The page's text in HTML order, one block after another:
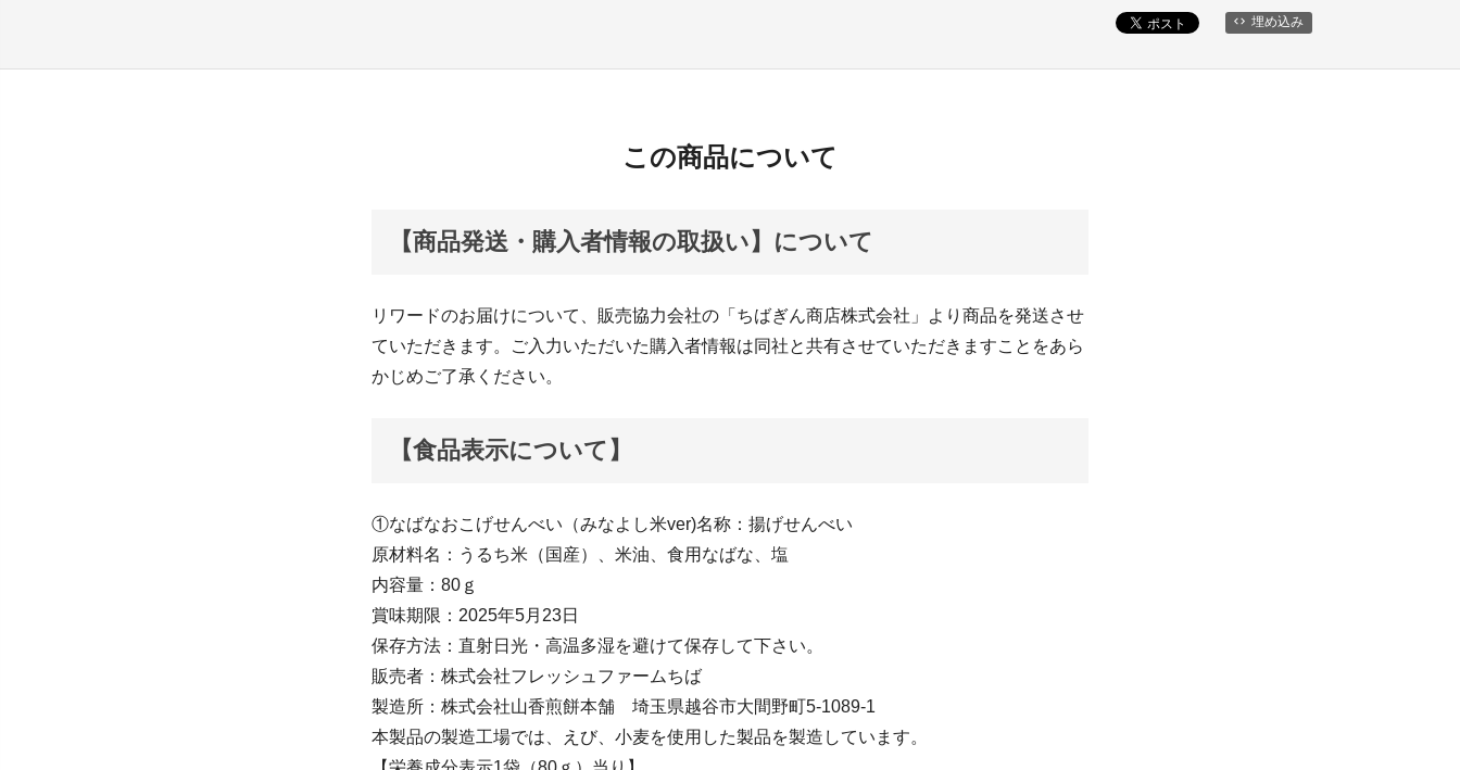
埋め込み
この商品について
【商品発送・購入者情報の取扱い】について
リワードのお届けについて、販売協力会社の「ちばぎん商店株式会社」より商品を発送させ
ていただきます。ご入力いただいた購入者情報は同社と共有させていただきますことをあら
かじめご了承ください。
【食品表示について】
①なばなおこげせんべい（みなよし米ver)名称：揚げせんべい
原材料名：うるち米（国産）、米油、食用なばな、塩
内容量：80ｇ
賞味期限：2025年5月23日
保存方法：直射日光・高温多湿を避けて保存して下さい。
販売者：株式会社フレッシュファームちば
製造所：株式会社山香煎餅本舗 埼玉県越谷市大間野町5-1089-1
本製品の製造工場では、えび、小麦を使用した製品を製造しています。